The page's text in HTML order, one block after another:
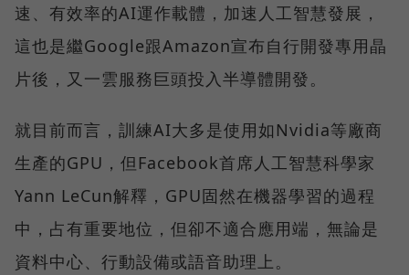
速、有效率的AI運作載體，加速人工智慧發展，
這也是繼Google跟Amazon宣布自行開發專用晶
片後，又一雲服務巨頭投入半導體開發。
就目前而言，訓練AI大多是使用如Nvidia等廠商
生產的GPU，但Facebook首席人工智慧科學家
Yann LeCun解釋，GPU固然在機器學習的過程
中，占有重要地位，但卻不適合應用端，無論是
資料中心、行動設備或語音助理上。